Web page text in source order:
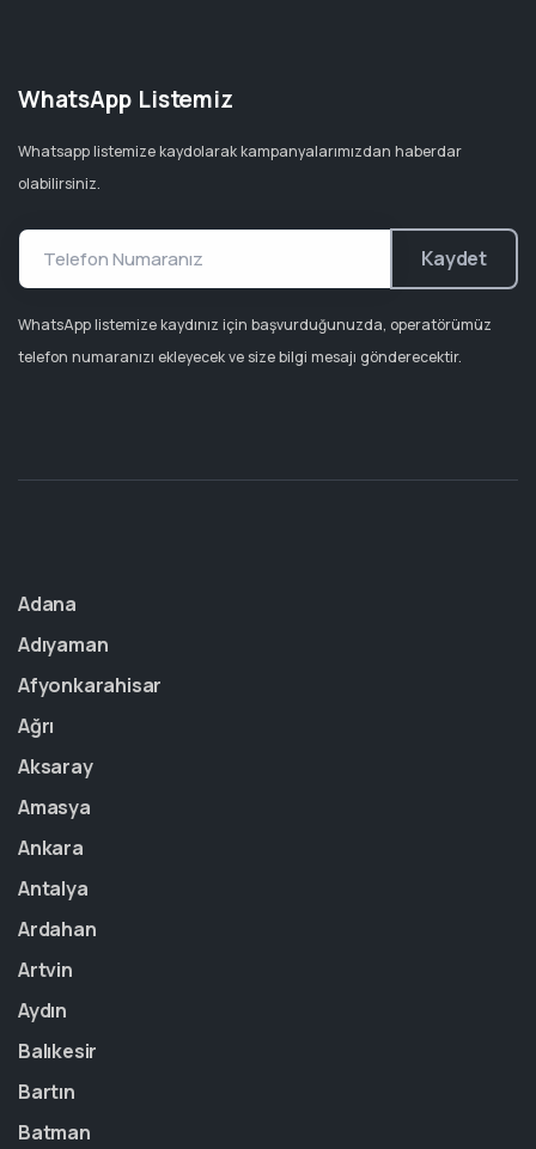
WhatsApp Listemiz
Whatsapp listemize kaydolarak kampanyalarımızdan haberdar
olabilirsiniz.
Kaydet
WhatsApp listemize kaydınız için başvurduğunuzda, operatörümüz
telefon numaranızı ekleyecek ve size bilgi mesajı gönderecektir.
Adana
Adıyaman
Afyonkarahisar
Ağrı
Aksaray
Amasya
Ankara
Antalya
Ardahan
Artvin
Aydın
Balıkesir
Bartın
Batman